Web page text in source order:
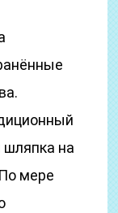
шляпка на
мере